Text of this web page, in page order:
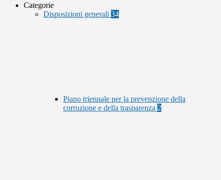
Categorie
Disposizioni generali 34
Piano triennale per la prevenzione della
corruzione e della trasparenza 2